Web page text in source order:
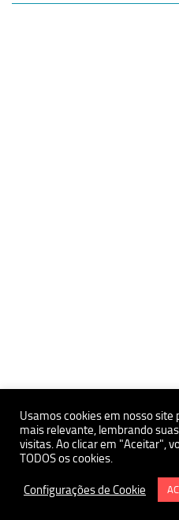
Políticas de Privacidade e
Termo e Condições de Uso do
Instituto de Estudos
Usamos cookies em nosso
mais relevante, lembrando
visitas. Ao clicar em "Aceitar",
TODOS os cookies.
Configurações de Cookie